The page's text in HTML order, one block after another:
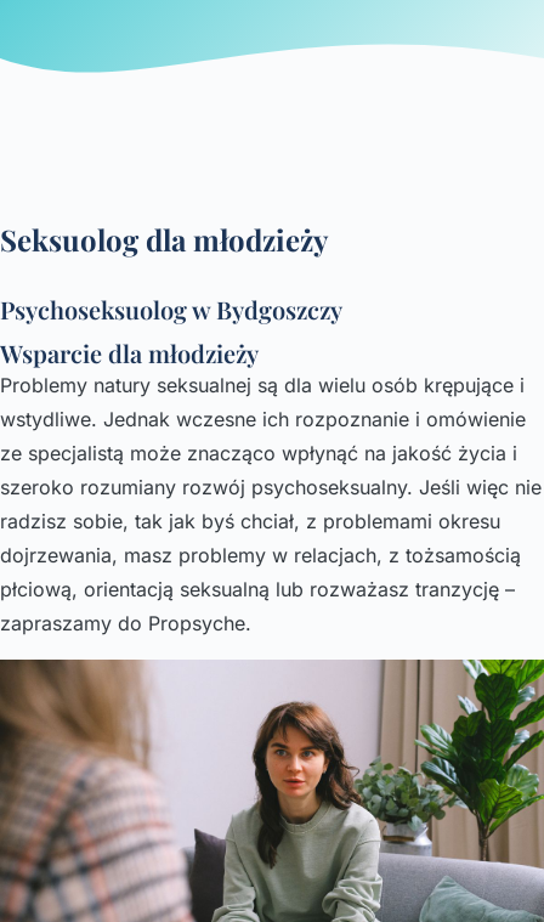
Seksuolog dla młodzieży
Psychoseksuolog w Bydgoszczy
Wsparcie dla młodzieży
Problemy natury seksualnej są dla wielu osób krępujące i
wstydliwe. Jednak wczesne ich rozpoznanie i omówienie
ze specjalistą może znacząco wpłynąć na jakość życia i
szeroko rozumiany rozwój psychoseksualny. Jeśli więc nie
radzisz sobie, tak jak byś chciał, z problemami okresu
dojrzewania, masz problemy w relacjach, z tożsamością
płciową, orientacją seksualną lub rozważasz tranzycję –
zapraszamy do Propsyche.